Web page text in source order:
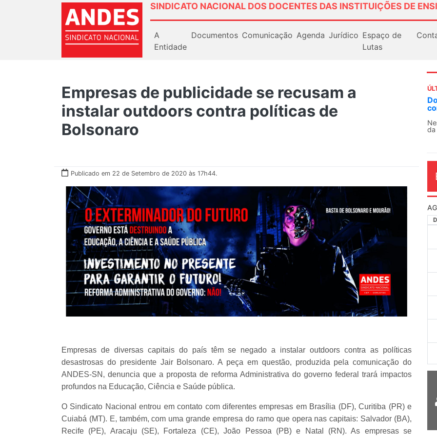
SINDICATO NACIONAL DOS DOCENTES DAS INSTITUIÇÕES DE
A
Entidade
Documentos Comunicação Agenda Jurídico Espaço de
Lutas
Empresas de publicidade se recusam a
instalar outdoors contra políticas de
Bolsonaro
Publicado em 22 de Setembro de 2020 às 17h44.
Empresas de diversas capitais do país têm se negado a instalar outdoors contra as políticas
desastrosas do presidente Jair Bolsonaro. A peça em questão, produzida pela comunicação do
ANDES-SN, denuncia que a proposta de reforma Administrativa do governo federal trará impactos
profundos na Educação, Ciência e Saúde pública.
O Sindicato Nacional entrou em contato com diferentes empresas em Brasília (DF), Curitiba (PR) e
Cuiabá (MT). E, também, com uma grande empresa do ramo que opera nas capitais: Salvador (BA),
Recife (PE), Aracaju (SE), Fortaleza (CE), João Pessoa (PB) e Natal (RN). As empresas se
da